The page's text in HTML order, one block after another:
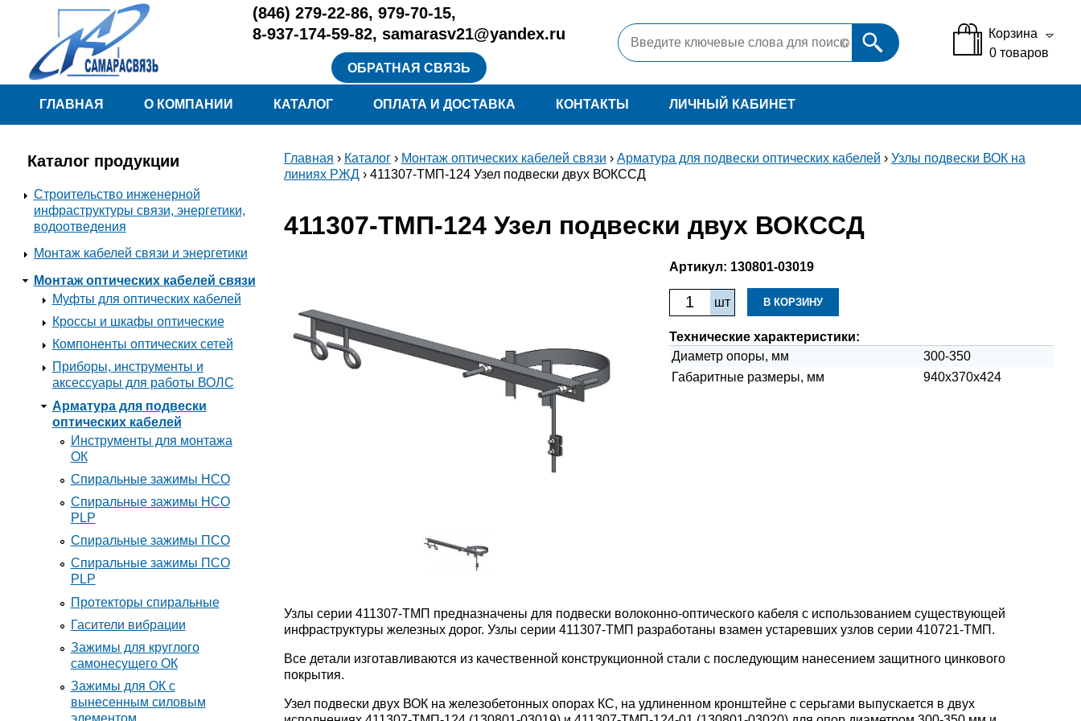
Перейти к основному содержанию (846) 279-22-86,979-70-15,
8-937-174-59-82,samarasv21@yandex.ru
ОБРАТНАЯ СВЯЗЬ
Корзина
0 товаров
Меню
ГЛАВНАЯ О КОМПАНИИ КАТАЛОГ ОПЛАТА И ДОСТАВКА КОНТАКТЫ ЛИЧНЫЙ КАБИНЕТ
Каталог продукции
Строительство инженерной
инфраструктуры связи, энергетики,
водоотведения
Монтаж кабелей связи и энергетики
Монтаж оптических кабелей связи
Муфты для оптических кабелей
Кроссы и шкафы оптические
Компоненты оптических сетей
Приборы, инструменты и
аксессуары для работы ВОЛС
Арматура для подвески
оптических кабелей
Инструменты для монтажа
ОК
Спиральные зажимы НСО
Спиральные зажимы НСО
PLP
Спиральные зажимы ПСО
Спиральные зажимы ПСО
PLP
Протекторы спиральные
Гасители вибрации
Зажимы для круглого
самонесущего ОК
Зажимы для ОК с
вынесенным силовым
Вы здесь
Главная › Каталог› Монтаж оптических кабелей связи › Арматура для подвески оптических кабелей › Узлы подвески ВОК на
линиях РЖД› 411307-ТМП-124 Узел подвески двух ВОКССД
411307-ТМП-124 Узел подвески двух ВОКССД
Артикул: 130801-03019
Технические характеристики:
Диаметр опоры, мм
300-350
Габаритные размеры, мм
940х370х424
Узлы серии 411307-ТМП предназначены для подвески волоконно-оптического кабеля с использованием существующей
инфраструктуры железных дорог. Узлы серии 411307-ТМП разработаны взамен устаревших узлов серии 410721-ТМП.
Все детали изготавливаются из качественной конструкционной стали с последующим нанесением защитного цинкового
покрытия.
Узел подвески двух ВОК на железобетонных опорах КС, на удлиненном кронштейне с серьгами выпускается в двух